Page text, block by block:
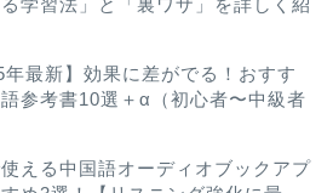
年最新】効果に差がでる！おすす
参考書10選＋α（初心者〜中級者
える中国語オーディオブックアプ